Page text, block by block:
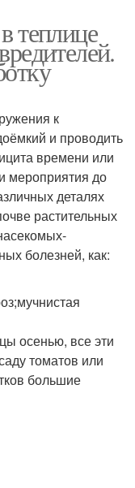
теплице
к
и проводить
времени или
мероприятия до
деталях
растительных
болезней, как:
осенью, все эти
томатов или
большие